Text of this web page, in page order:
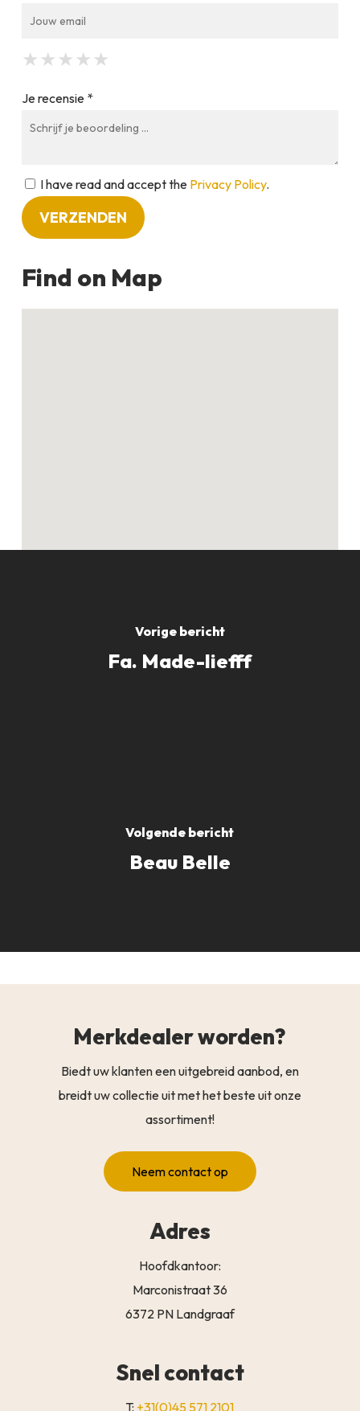
★
★ ★
★ ★ ★
★ ★ ★ ★
★ ★ ★ ★ ★
Je recensie *
I have read and accept the Privacy Policy.
Find on Map
Vorige bericht
Fa. Made-liefff
Volgende bericht
Beau Belle
Merkdealer worden?
Biedt uw klanten een uitgebreid aanbod, en
breidt uw collectie uit met het beste uit onze
assortiment!
Neem contact op
Adres
Hoofdkantoor:
Marconistraat 36
6372 PN Landgraaf
Snel contact
T: +31(0)45 571 2101